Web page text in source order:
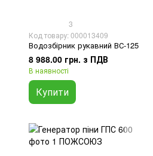
3
Код товару: 000013409
Водозбірник рукавний ВС-125
8 988.00 грн. з ПДВ
В наявності
Купити